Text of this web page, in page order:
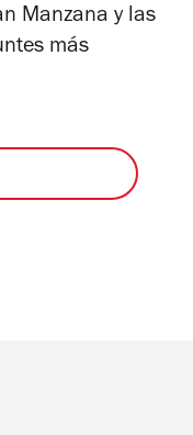
Manzana y las
más